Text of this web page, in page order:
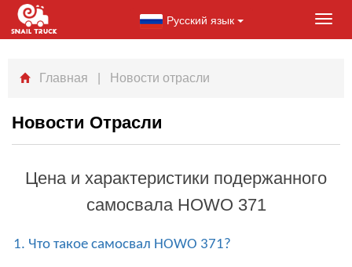
Русский язык
Главная | Новости отрасли
Новости Отрасли
Цена и характеристики подержанного
самосвала HOWO 371
1. Что такое самосвал HOWO 371?